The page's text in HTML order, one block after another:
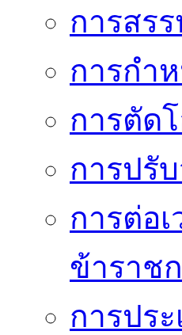
การสร
การกำ
การตัด
การปรั
การต่อ
ข้าราช
การปร